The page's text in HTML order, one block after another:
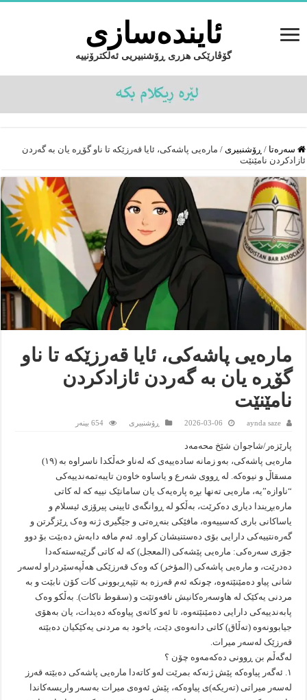
ئایندەسازى
گۆڤارێکی هزری ڕۆشنبیریی ئەلکترۆنییە
سەرەتا / ڕۆشنبیرى / مارەیی پاشەکی، ئایا قەرزێکە تا ناو گۆڕە یان بە گەردن
ئازادکردن نامێنێت
مارەیی پاشەکی، ئایا قەرزێکە تا ناو
گۆڕە یان بە گەردن ئازادکردن
نامێنێت
aynda saze
2026-03-06 ڕۆشنبیرى 654 بینەر
پارێزەر/شاجوان شێخ محەمەد
مارەیی پاشەکی، بەو زمانە سادەییەی کە لەناو خەڵکدا ناسراوە بە (١٩)
مسقاڵ و نیوەکە. لە ڕووی شەرع و یاساوە خاوەن تایبەتمەندییەکی
“ناوازە”یە، مارەیی تەنها بڕە پارەیەک یان سامانێک نییە کە لە کاتی
مارەبڕیندا دیاری دەکرێت، بەڵکو لە ڕوانگەی ئایینی پیرۆزی ئیسلام و
یاساکانی باری کەسییەوە، مافێکی بنەڕەتی و جێگیری ژنە وەک ڕێزگرتن و
گەرەنتییەکی دارایی بۆی دەستنیشان کراوە. ئەم مافە دابەش دەبێت بۆ دوو
جۆری سەرەکی: مارەیی پێشەکی (المعجل) کە لە کاتی گرێبەستەکەدا
دەدرێت، و مارەیی پاشەکی (المؤخر) کە وەک قەرزێکی هەڵپەسێردراو لەسەر
شانی پیاو دەمێنێتەوە، چونکە ئەم قەرزە بە تێپەڕبوونی کات کۆن نابێت و بە
مردنی یەکێک لە هاوسەرەکانیش نافەوتێت و (سقوط ناکات). بەڵکو وەک
پابەندییەکی دارایی دەمێنێتەوە، تا ئەو کاتەی پیاوەکە دەیدات، یان بەهۆی
جیابوونەوە (تەڵاق) کاتی دانەوەی دێت، یاخود بە مردنی یەکێکیان دەبێتە
قەرزێک لەسەر میرات.
لەگەڵم بن ڕوونی دەکەمەوە چۆن ؟
١. ئەگەر پیاوەکە پێش ژنەکە بمرێت لەو کاتەدا مارەیی پاشەکی دەبێتە قەرز
لەسەر میراتی (تەریکە)ی پیاوەکە، پێش ئەوەی میرات بەسەر واریسەکاندا